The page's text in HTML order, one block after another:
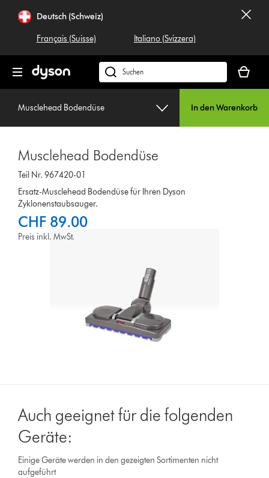
überspringenDeutsch (Schweiz)
Français (Suisse) Italiano (Svizzera)
Dyson.ch
durchsuchen
ist
Musclehead Bodendüse In den Warenkorb
Musclehead Bodendüse
Teil Nr. 967420-01
Ersatz-Musclehead Bodendüse für Ihren Dyson
Zyklonenstaubsauger.
CHF 89.00
Preis inkl. MwSt.
Auch geeignet für die folgenden
Geräte:
Einige Geräte werden in den gezeigten Sortimenten nicht
aufgeführt